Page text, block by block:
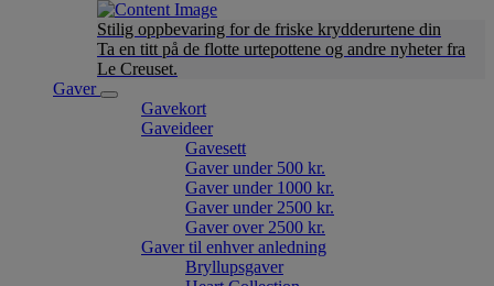
Stilig oppbevaring for de friske krydderurtene din
Ta en titt på de flotte urtepottene og andre nyheter fra
Le Creuset.
Gaver
Gavekort
Gaveideer
Gavesett
Gaver under 500 kr.
Gaver under 1000 kr.
Gaver under 2500 kr.
Gaver over 2500 kr.
Gaver til enhver anledning
Bryllupsgaver